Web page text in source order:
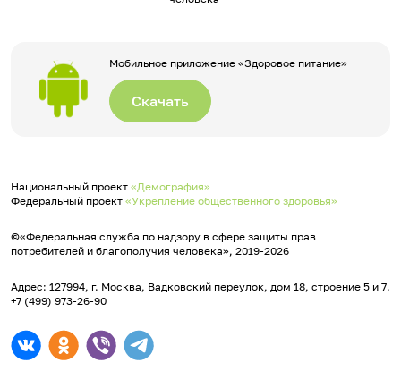
Мобильное приложение «Здоровое питание»
Скачать
Национальный проект «Демография»
Федеральный проект «Укрепление общественного здоровья»
©«Федеральная служба по надзору в сфере защиты прав
потребителей и благополучия человека», 2019-2026
Адрес: 127994, г. Москва, Вадковский переулок, дом 18, строение 5 и 7.
+7 (499) 973-26-90